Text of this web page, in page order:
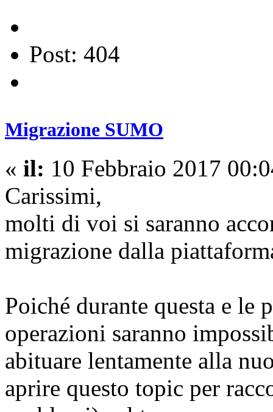
Post: 404
Migrazione SUMO
« il: 10 Febbraio 2017
Carissimi,
molti di voi si saranno
migrazione dalla
Poiché durante questa e le
operazioni saranno
abituare lentamente alla
aprire questo topic per